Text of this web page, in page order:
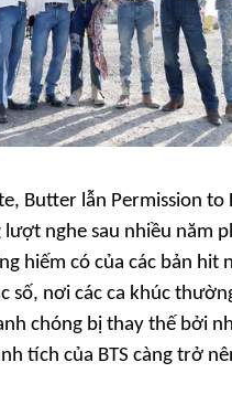
Butter lẫn Permission to
lượt nghe sau nhiều năm
hiếm có của các bản hit
số, nơi các ca khúc
chóng bị thay thế bởi
tích của BTS càng trở